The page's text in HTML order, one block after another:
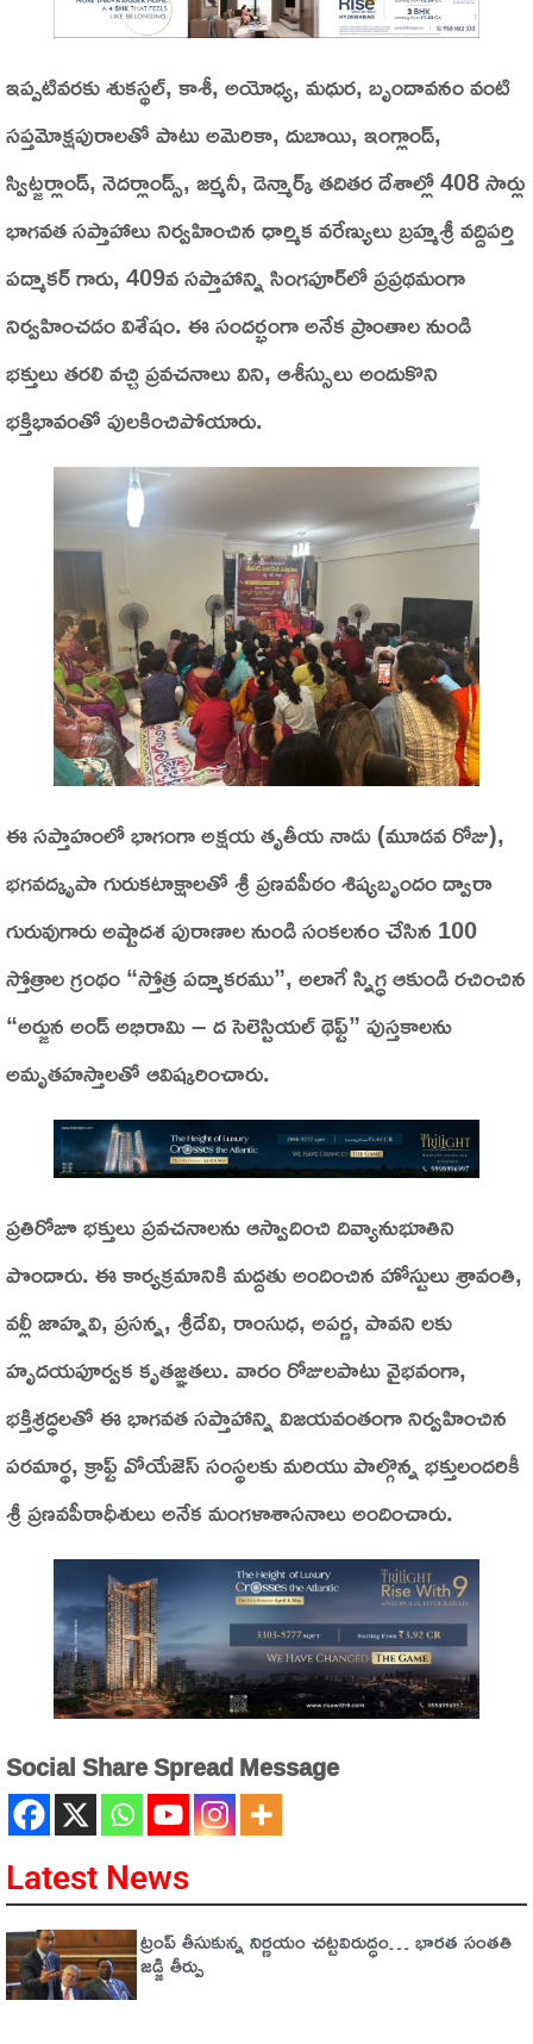
ఇప్పటివరకు శుకస్థల్, కాశీ, అయోధ్య, మధుర, బృందావనం వంటి
సప్తమోక్షపురాలతో పాటు అమెరికా, దుబాయి, ఇంగ్లాండ్,
స్విట్జర్లాండ్, నెదర్లాండ్స్, జర్మనీ, డెన్మార్క్ తదితర దేశాల్లో 408 సార్లు
భాగవత సప్తాహాలు నిర్వహించిన ధార్మిక వరేణ్యులు బ్రహ్మశ్రీ వద్దిపర్తి
పద్మాకర్ గారు, 409వ సప్తాహాన్ని సింగపూర్‌లో ప్రప్రథమంగా
నిర్వహించడం విశేషం. ఈ సందర్భంగా అనేక ప్రాంతాల నుండి
భక్తులు తరలి వచ్చి ప్రవచనాలు విని, ఆశీస్సులు అందుకొని
భక్తిభావంతో పులకించిపోయారు.
ఈ సప్తాహంలో భాగంగా అక్షయ తృతీయ నాడు (మూడవ రోజు),
భగవద్కృపా గురుకటాక్షాలతో శ్రీ ప్రణవపీఠం శిష్యబృందం ద్వారా
గురువుగారు అష్టాదశ పురాణాల నుండి సంకలనం చేసిన 100
స్తోత్రాల గ్రంథం “స్తోత్ర పద్మాకరము”, అలాగే స్నిగ్ధ ఆకుండి రచించిన
“అర్జున అండ్ అభిరామి – ద సెలెస్టియల్ థెఫ్ట్” పుస్తకాలను
అమృతహస్తాలతో ఆవిష్కరించారు.
ప్రతిరోజూ భక్తులు ప్రవచనాలను ఆస్వాదించి దివ్యానుభూతిని
పొందారు. ఈ కార్యక్రమానికి మద్దతు అందించిన హోస్టులు శ్రావంతి,
వల్లీ జాహ్నవి, ప్రసన్న, శ్రీదేవి, రాంసుధ, అపర్ణ, పావని లకు
హృదయపూర్వక కృతజ్ఞతలు. వారం రోజులపాటు వైభవంగా,
భక్తిశ్రద్ధలతో ఈ భాగవత సప్తాహాన్ని విజయవంతంగా నిర్వహించిన
పరమార్థ, క్రాఫ్ట్ వోయేజెస్ సంస్థలకు మరియు పాల్గొన్న భక్తులందరికీ
శ్రీ ప్రణవపీఠాధీశులు అనేక మంగళాశాసనాలు అందించారు.
Social Share Spread Message
Latest News
ట్రంప్‌ తీసుకున్న నిర్ణయం చట్టవిరుద్ధం… భారత సంతతి
జడ్జి తీర్పు